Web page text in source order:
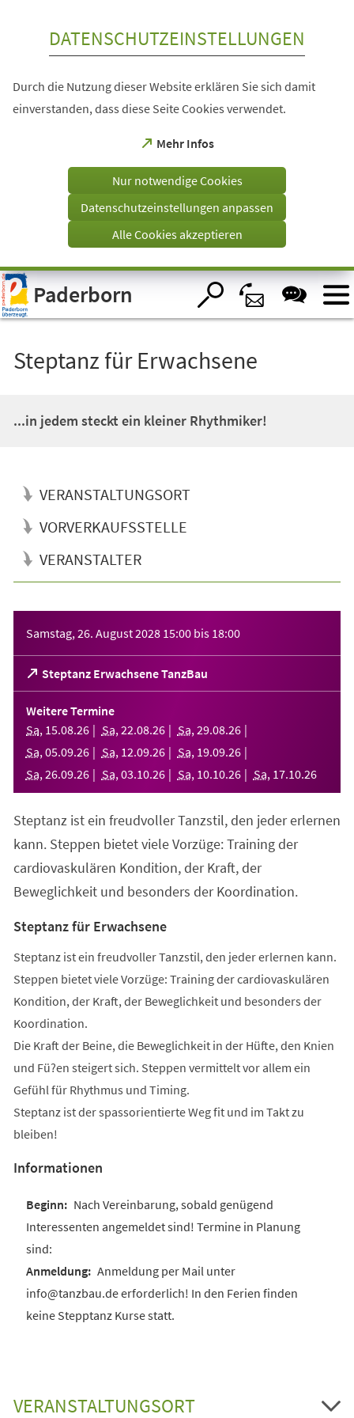
Visuelle
Assistenzsoftware
öffnen.
DATENSCHUTZEINSTELLUNGEN
Durch die Nutzung dieser Website erklären Sie sich damit
einverstanden, dass diese Seite Cookies verwendet.
Mehr Infos
(Öffnet
einem
Tab)
Nur notwendige Cookies
Datenschutzeinstellungen anpassen
Alle Cookies akzeptieren
Paderborn
Steptanz für Erwachsene
...in jedem steckt ein kleiner Rhythmiker!
VERANSTALTUNGSORT
VORVERKAUFSSTELLE
VERANSTALTER
Samstag, 26. August 2028 15:00 bis 18:00
Steptanz Erwachsene TanzBau
(Öffnet
in
einem
neuen
Tab)
Weitere Termine
Sa, 15.08.26 Sa, 22.08.26 Sa, 29.08.26
Sa, 05.09.26 Sa, 12.09.26 Sa, 19.09.26
Sa, 26.09.26 Sa, 03.10.26 Sa, 10.10.26 Sa, 17.10.26
Steptanz ist ein freudvoller Tanzstil, den jeder erlernen
kann. Steppen bietet viele Vorzüge: Training der
cardiovaskulären Kondition, der Kraft, der
Beweglichkeit und besonders der Koordination.
Steptanz für Erwachsene
Steptanz ist ein freudvoller Tanzstil, den jeder erlernen kann.
Steppen bietet viele Vorzüge: Training der cardiovaskulären
Kondition, der Kraft, der Beweglichkeit und besonders der
Koordination.
Die Kraft der Beine, die Beweglichkeit in der Hüfte, den Knien
und Fü?en steigert sich. Steppen vermittelt vor allem ein
Gefühl für Rhythmus und Timing.
Steptanz ist der spassorientierte Weg fit und im Takt zu
bleiben!
Informationen
Nach Vereinbarung, sobald genügend
Interessenten angemeldet sind! Termine in Planung
sind:
Anmeldung per Mail unter
info@tanzbau.de erforderlich! In den Ferien finden
keine Stepptanz Kurse statt.
VERANSTALTUNGSORT